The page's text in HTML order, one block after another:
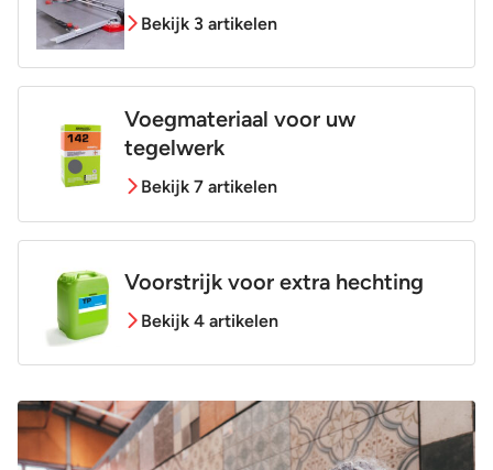
Bekijk 3 artikelen
Voegmateriaal voor uw
tegelwerk
Bekijk 7 artikelen
Voorstrijk voor extra hechting
Bekijk 4 artikelen